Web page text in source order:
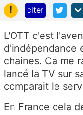
!
citer
L'OTT c'est
d'indépendance
chaines. Ca me
lancé la TV sur
comparait le
En France cela